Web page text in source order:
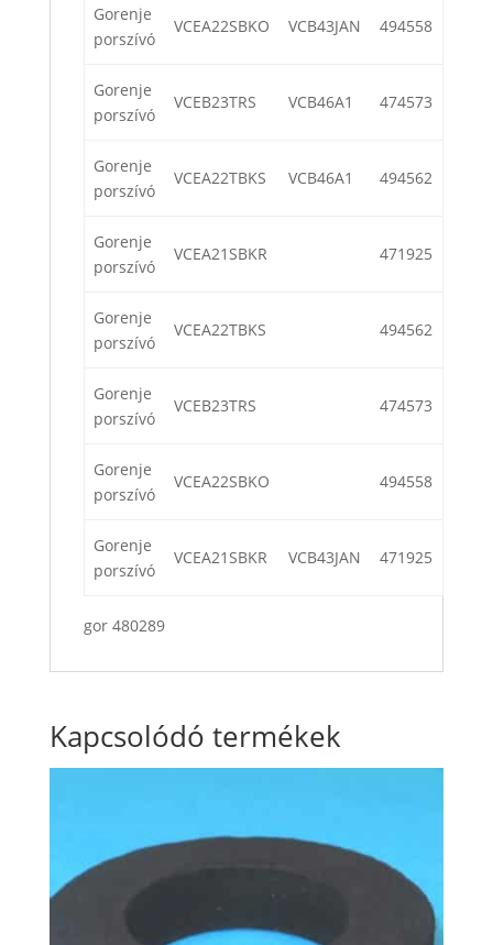
Gorenje
porszívó
VCEA22SBKO VCB43JAN 494558
Gorenje
porszívó
VCEB23TRS VCB46A1 474573
Gorenje
porszívó
VCEA22TBKS VCB46A1 494562
Gorenje
porszívó
VCEA21SBKR 471925
Gorenje
porszívó
VCEA22TBKS 494562
Gorenje
porszívó
VCEB23TRS 474573
Gorenje
porszívó
VCEA22SBKO 494558
Gorenje
porszívó
VCEA21SBKR VCB43JAN 471925
gor 480289
Kapcsolódó termékek